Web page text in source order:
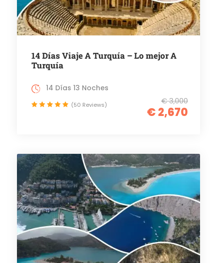
14 Días Viaje A Turquía – Lo mejor A
Turquía
€ 3,000
€ 2,670
14 Días 13 Noches
(50 Reviews)